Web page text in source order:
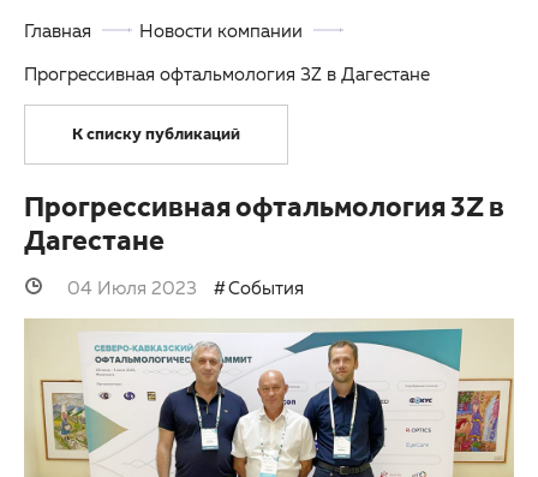
Партнерам
Закупки
Клуб офтальмологов
Детская офтальмология
Оптика
Главная
Новости компании
Прогрессивная офтальмология 3Z в Дагестане
К списку публикаций
Прогрессивная офтальмология 3Z в
Дагестане
04 Июля 2023 События